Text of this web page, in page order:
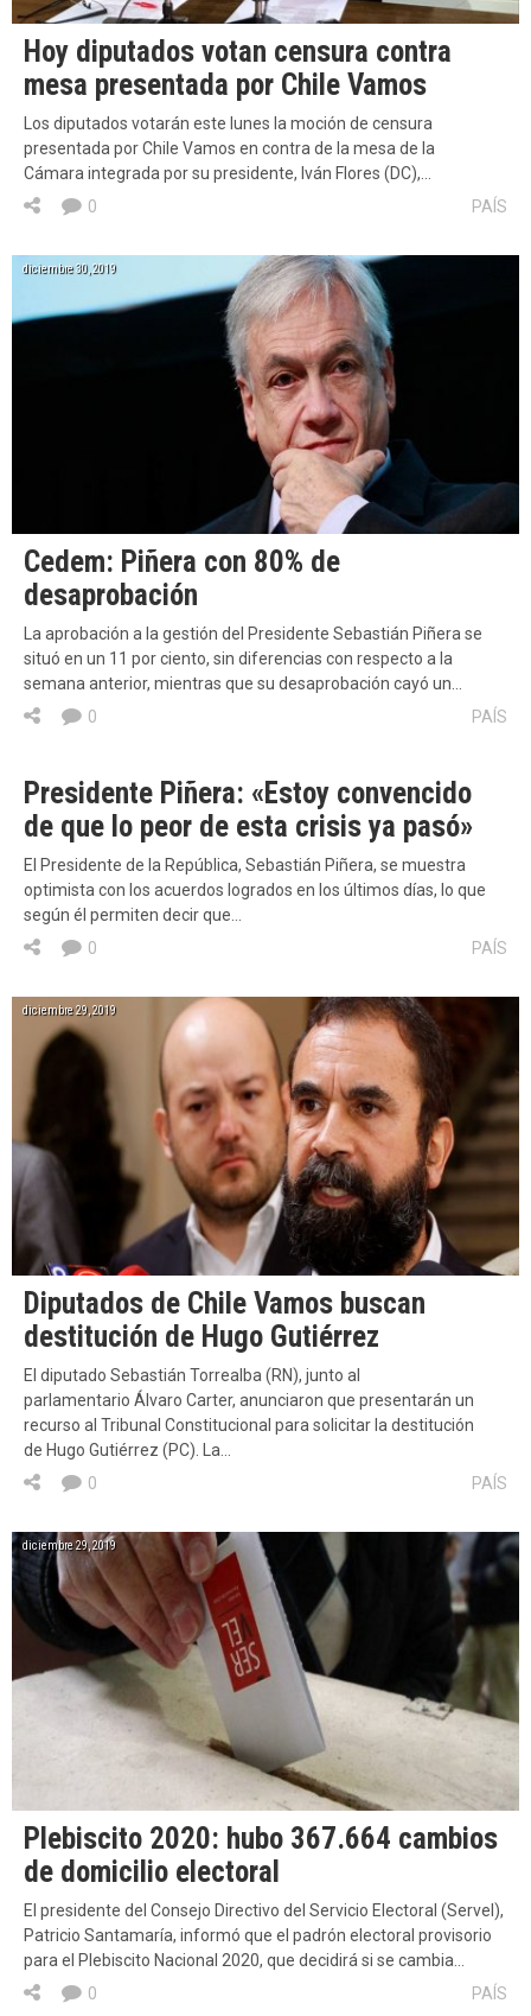
Hoy diputados votan censura contra
mesa presentada por Chile Vamos
Los diputados votarán este lunes la moción de censura
presentada por Chile Vamos en contra de la mesa de la
Cámara integrada por su presidente, Iván Flores (DC),…
PAÍS
0
diciembre 30, 2019
Cedem: Piñera con 80% de
desaprobación
La aprobación a la gestión del Presidente Sebastián Piñera se
situó en un 11 por ciento, sin diferencias con respecto a la
semana anterior, mientras que su desaprobación cayó un…
PAÍS
0
Presidente Piñera: «Estoy convencido
de que lo peor de esta crisis ya pasó»
El Presidente de la República, Sebastián Piñera, se muestra
optimista con los acuerdos logrados en los últimos días, lo que
según él permiten decir que…
PAÍS
0
diciembre 29, 2019
Diputados de Chile Vamos buscan
destitución de Hugo Gutiérrez
El diputado Sebastián Torrealba (RN), junto al
parlamentario Álvaro Carter, anunciaron que presentarán un
recurso al Tribunal Constitucional para solicitar la destitución
de Hugo Gutiérrez (PC). La…
PAÍS
0
diciembre 29, 2019
Plebiscito 2020: hubo 367.664 cambios
de domicilio electoral
El presidente del Consejo Directivo del Servicio Electoral (Servel),
Patricio Santamaría, informó que el padrón electoral provisorio
para el Plebiscito Nacional 2020, que decidirá si se cambia…
PAÍS
0